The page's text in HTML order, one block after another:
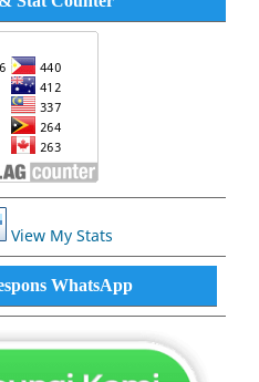
View My Stats
WhatsApp